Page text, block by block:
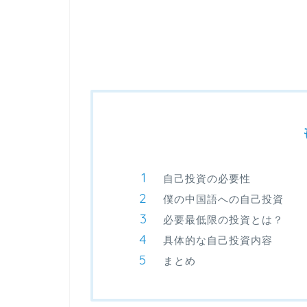
自己投資の必要性
僕の中国語への自己投資
必要最低限の投資とは？
具体的な自己投資内容
まとめ